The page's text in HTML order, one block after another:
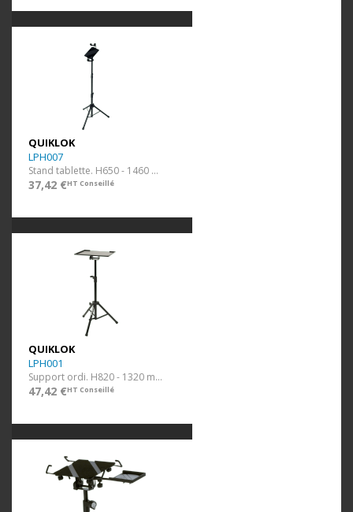
QUIKLOK
LPH007
Stand tablette. H650 - 1460 mm.
37,42 €HT Conseillé
QUIKLOK
LPH001
Support ordi. H820 - 1320 mm.
47,42 €HT Conseillé